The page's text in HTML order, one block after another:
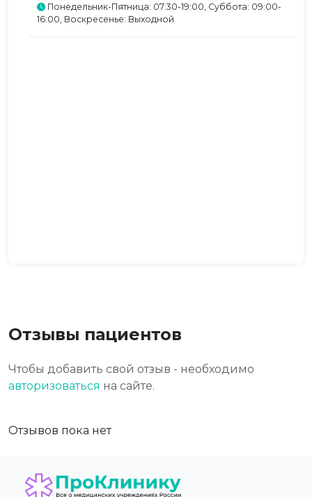
Понедельник-Пятница: 07:30-19:00, Суббота: 09:00-
16:00, Воскресенье: Выходной
Отзывы пациентов
Чтобы добавить свой отзыв - необходимо
авторизоваться на сайте.
Отзывов пока нет